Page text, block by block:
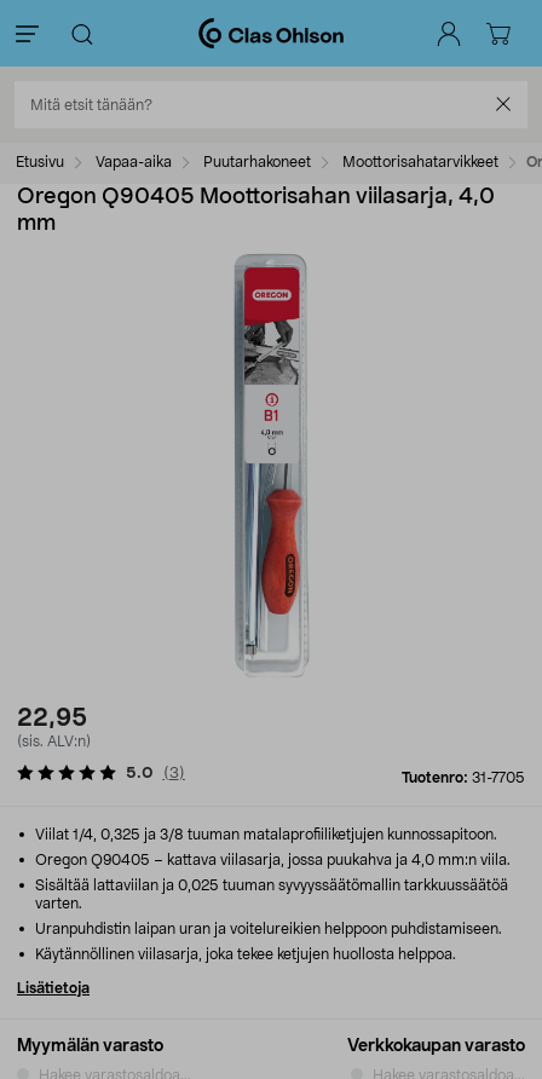
Etusivu Vapaa-aika Puutarhakoneet Moottorisahatarvikkeet
Oregon Q90405 Moottorisahan viilasarja, 4,0
mm
22,95
(sis. ALV:n)
Tuotenro: 31-7705
5.0 (3)
Myymälän varasto
Hakee varastosaldoa...
Verkkokaupan varasto
Hakee varastosaldoa...
Viilat 1/4, 0,325 ja 3/8 tuuman matalaprofiiliketjujen kunnossapitoon.
Oregon Q90405 – kattava viilasarja, jossa puukahva ja 4,0 mm:n viila.
Sisältää lattaviilan ja 0,025 tuuman syvyyssäätömallin tarkkuussäätöä
varten.
Uranpuhdistin laipan uran ja voitelureikien helppoon puhdistamiseen.
Käytännöllinen viilasarja, joka tekee ketjujen huollosta helppoa.
Lisätietoja